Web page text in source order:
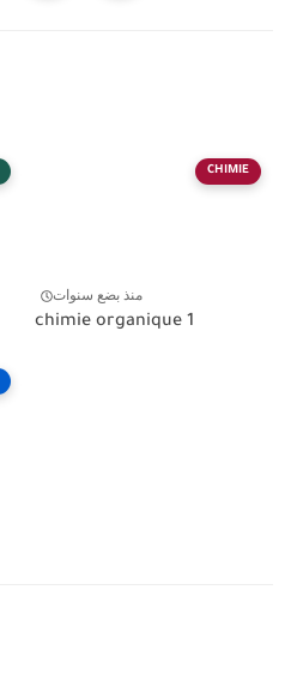
CHIMIE
منذ بضع سنوات
chimie organique 1